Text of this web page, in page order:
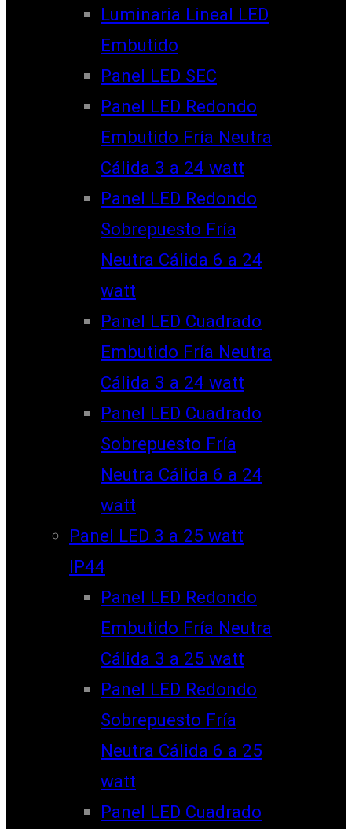
Luminaria Lineal LED
Embutido
Panel LED SEC
Panel LED Redondo
Embutido Fría Neutra
Cálida 3 a 24 watt
Panel LED Redondo
Sobrepuesto Fría
Neutra Cálida 6 a 24
watt
Panel LED Cuadrado
Embutido Fría Neutra
Cálida 3 a 24 watt
Panel LED Cuadrado
Sobrepuesto Fría
Neutra Cálida 6 a 24
watt
Panel LED 3 a 25 watt
IP44
Panel LED Redondo
Embutido Fría Neutra
Cálida 3 a 25 watt
Panel LED Redondo
Sobrepuesto Fría
Neutra Cálida 6 a 25
watt
Panel LED Cuadrado